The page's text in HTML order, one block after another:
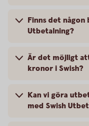
Finns det någon
Utbetalning?
Är det möjligt
kronor i Swish?
Kan vi göra
med Swish